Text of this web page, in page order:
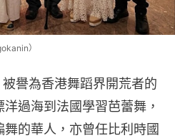
）
譽為香港舞蹈界開荒者的
過海到法國學習芭蕾舞，
的華人，亦曾任比利時國